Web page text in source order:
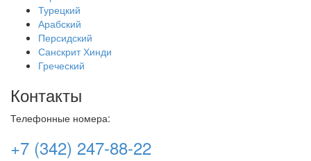
Турецкий
Арабский
Персидский
Санскрит Хинди
Греческий
Контакты
Телефонные номера:
+7 (342) 247-88-22